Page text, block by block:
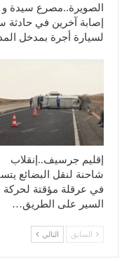
الصويرة..مصرع سيدة و
إصابة آخرين في حادثة
لسيارة أجرة بمدخل
إقليم جرسيف..إنقلاب
شاحنة لنقل البضائع
في عرقلة مؤقتة لحركة
السير على الطريق…
السابق التالي